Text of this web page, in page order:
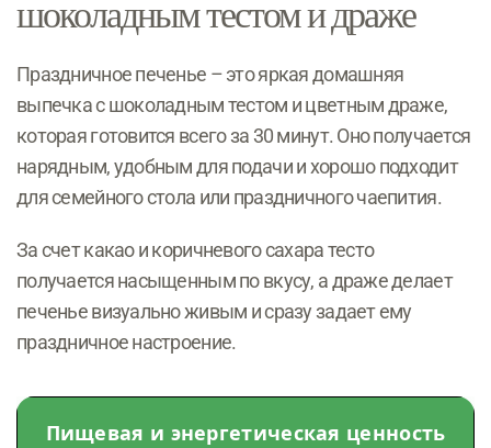
шоколадным тестом и драже
Праздничное печенье – это яркая домашняя
выпечка с шоколадным тестом и цветным драже,
которая готовится всего за 30 минут. Оно получается
нарядным, удобным для подачи и хорошо подходит
для семейного стола или праздничного чаепития.
За счет какао и коричневого сахара тесто
получается насыщенным по вкусу, а драже делает
печенье визуально живым и сразу задает ему
праздничное настроение.
Пищевая и энергетическая ценность